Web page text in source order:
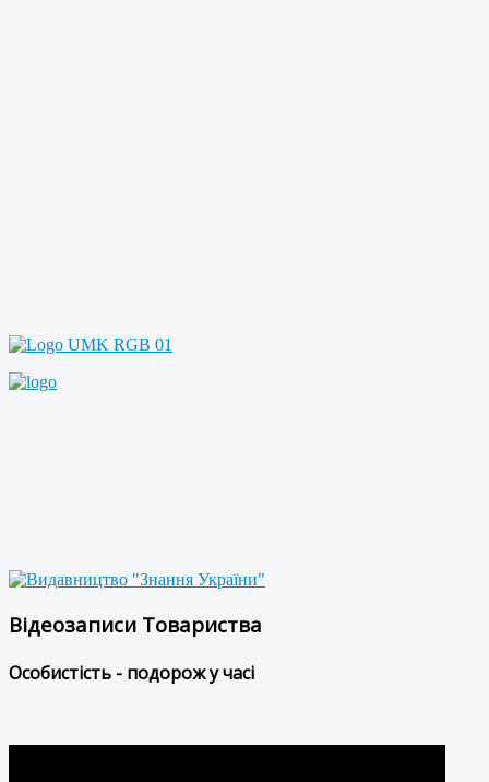
Відеозаписи Товариства
Особистість - подорож у часі